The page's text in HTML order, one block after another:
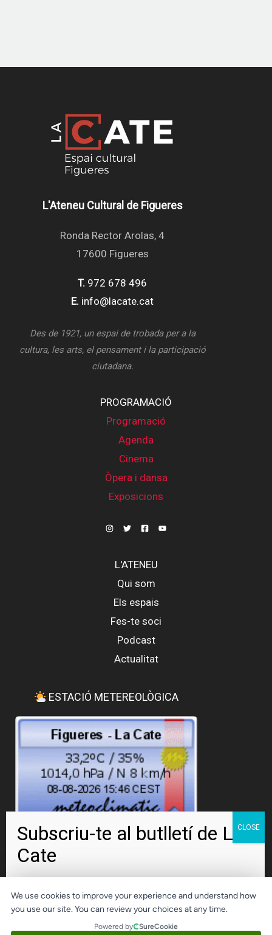
We use cookies to improve your experience and understand how
you use our site. You can review your choices at any time.
Powered by SureCookie
L'Ateneu Cultural de Figueres
Ronda Rector Arolas, 4
17600 Figueres
T. 972 678 496
E. info@lacate.cat
Des de 1921, un espai de trobada per a la
cultura, les arts, el pensament i la participació
ciutadana.
PROGRAMACIÓ
Programació
Agenda
Cinema
Òpera i dansa
Exposicions
L'ATENEU
Qui som
Els espais
Fes-te soci
Podcast
Actualitat
ESTACIÓ METEREOLÒGICA
Dades d'avui
Dades del mes
Dades de l'any